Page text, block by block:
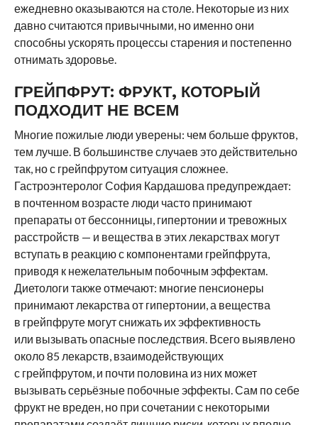
ежедневно оказываются на столе. Некоторые из них
давно считаются привычными, но именно они
способны ускорять процессы старения и постепенно
отнимать здоровье.
ГРЕЙПФРУТ: ФРУКТ, КОТОРЫЙ
ПОДХОДИТ НЕ ВСЕМ
Многие пожилые люди уверены: чем больше фруктов,
тем лучше. В большинстве случаев это действительно
так, но с грейпфрутом ситуация сложнее.
Гастроэнтеролог София Кардашова предупреждает:
в почтенном возрасте люди часто принимают
препараты от бессонницы, гипертонии и тревожных
расстройств — и вещества в этих лекарствах могут
вступать в реакцию с компонентами грейпфрута,
приводя к нежелательным побочным эффектам.
Диетологи также отмечают: многие пенсионеры
принимают лекарства от гипертонии, а вещества
в грейпфруте могут снижать их эффективность
или вызывать опасные последствия. Всего выявлено
около 85 лекарств, взаимодействующих
с грейпфрутом, и почти половина из них может
вызывать серьёзные побочные эффекты. Сам по себе
фрукт не вреден, но при сочетании с некоторыми